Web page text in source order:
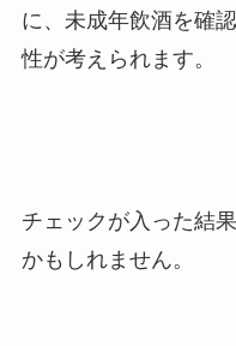
に、未成年飲酒を確
性が考えられます。
チェックが入った結
かもしれません。